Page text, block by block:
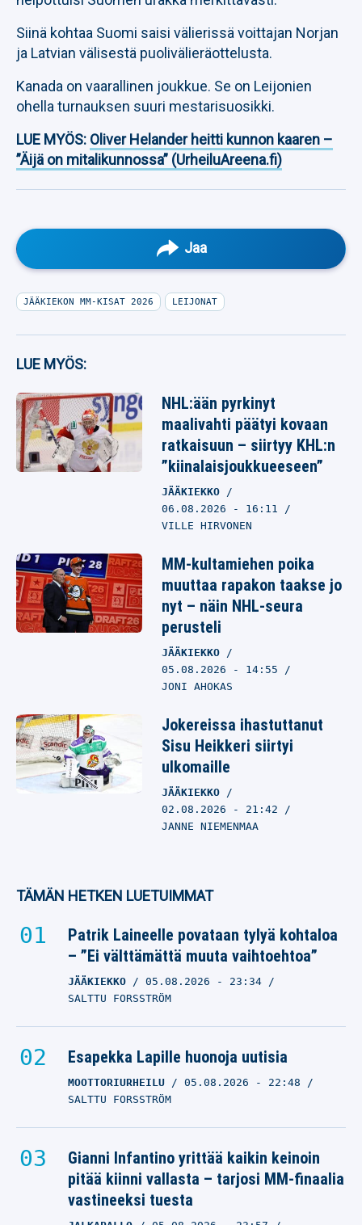
Siinä kohtaa Suomi saisi välierissä voittajan Norjan
ja Latvian välisestä puolivälieräottelusta.
Kanada on vaarallinen joukkue. Se on Leijonien
ohella turnauksen suuri mestarisuosikki.
LUE MYÖS: Oliver Helander heitti kunnon kaaren –
”Äijä on mitalikunnossa” (UrheiluAreena.fi)
Jaa
JÄÄKIEKON MM-KISAT 2026 LEIJONAT
LUE MYÖS:
NHL:ään pyrkinyt
maalivahti päätyi kovaan
ratkaisuun – siirtyy KHL:n
”kiinalaisjoukkueeseen”
JÄÄKIEKKO
06.08.2026 - 16:11
VILLE HIRVONEN
MM-kultamiehen poika
muuttaa rapakon taakse jo
nyt – näin NHL-seura
perusteli
JÄÄKIEKKO
05.08.2026 - 14:55
JONI AHOKAS
Jokereissa ihastuttanut
Sisu Heikkeri siirtyi
ulkomaille
JÄÄKIEKKO
02.08.2026 - 21:42
JANNE NIEMENMAA
TÄMÄN HETKEN LUETUIMMAT
Patrik Laineelle povataan tylyä kohtaloa
– ”Ei välttämättä muuta vaihtoehtoa”
JÄÄKIEKKO 05.08.2026 - 23:34
SALTTU FORSSTRÖM
Esapekka Lapille huonoja uutisia
MOOTTORIURHEILU 05.08.2026 - 22:48
SALTTU FORSSTRÖM
Gianni Infantino yrittää kaikin keinoin
pitää kiinni vallasta – tarjosi MM-finaalia
vastineeksi tuesta